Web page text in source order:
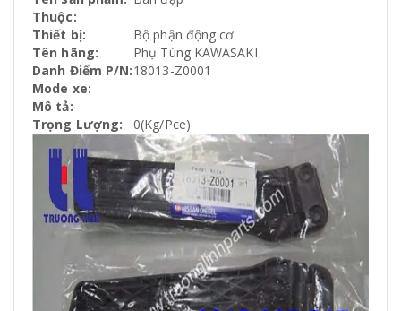
Thuộc:
Thiết bị:
Bộ phận động cơ
Tên hãng:
Phụ Tùng KAWASAKI
Danh Điểm P/N:18013-Z0001
Mode xe:
Mô tả:
Trọng Lượng:
0(Kg/Pce)